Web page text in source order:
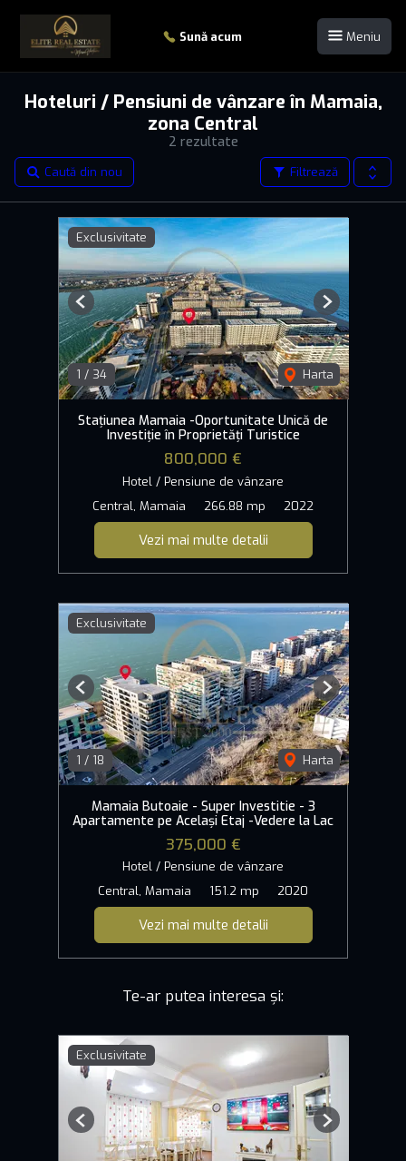
Sună acum Meniu
2 rezultate
Hoteluri / Pensiuni de vânzare în Mamaia,
zona Central
Filtrează
Caută din nou
Exclusivitate
1 / 34 Harta
Previous Next
Stațiunea Mamaia -Oportunitate Unică de
Investiție în Proprietăți Turistice
800,000 €
Hotel / Pensiune de vânzare
Central, Mamaia
266.88 mp 2022
Vezi mai multe detalii
Exclusivitate
1 / 18 Harta
Previous Next
Mamaia Butoaie - Super Investitie - 3
Apartamente pe Același Etaj -Vedere la Lac
375,000 €
Hotel / Pensiune de vânzare
Central, Mamaia
151.2 mp 2020
Vezi mai multe detalii
Te-ar putea interesa și:
Exclusivitate
Previous Next